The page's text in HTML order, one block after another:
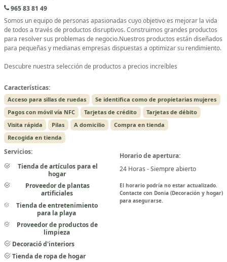
965 83 81 49
Somos un equipo de personas apasionadas cuyo objetivo es mejorar la vida
de todos a través de productos disruptivos. Construimos grandes productos
para resolver sus problemas de negocio.Nuestros productos están diseñados
para pequeñas y medianas empresas dispuestas a optimizar su rendimiento.
Descubre nuestra selección de productos a precios increíbles
Características:
Acceso para sillas de ruedas
Se identifica como de propietarias mujeres
Pagos con móvil vía NFC
Tarjetas de crédito
Tarjetas de débito
Visita rápida
Pilas A domicilio
Compra en tienda
Recogida en tienda
Servicios:
Tienda de artículos para el
hogar
Proveedor de plantas
artificiales
Tienda de entretenimiento
para la playa
Proveedor de productos de
limpieza
Decoració d'interiors
Tienda de ropa de hogar
Horario de apertura:
24 Horas - Siempre abierto
El horario podría no estar actualizado.
Contacte con Donia (Decoración y hogar)
para asegurarse.